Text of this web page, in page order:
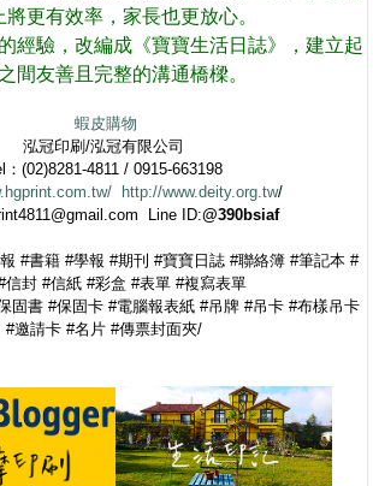
將更有效率，家長也更放心。
經驗，改編成《寶寶生活日誌》，建立起
間友善且完整的溝通橋樑。
蝦皮購物
泓冠印刷/泓冠有限公司
：(02)8281-4811 / 0915-663198
http://www.deity.org.tw/
Line ID:@390bsiaf
#書籍 #學報 #期刊 #寶寶日誌 #聯絡簿 #筆記本 #
信封 #信紙 #彩盒 #表單 #複寫表單
固書 #保固卡 #電腦報表紙 #吊牌 #吊卡 #布樣吊卡
#邀請卡 #名片 #傳票封面夾/